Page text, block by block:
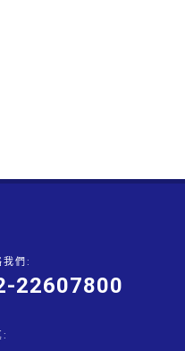
我們:
22607800
: